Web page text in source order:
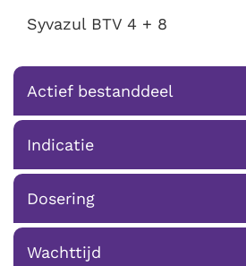
Syvazul BTV 4 + 8
Actief bestanddeel
Indicatie
Dosering
Wachttijd